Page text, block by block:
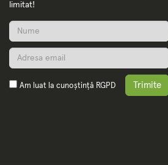
limitat!
Am luat la cunoștință RGPD Trimite